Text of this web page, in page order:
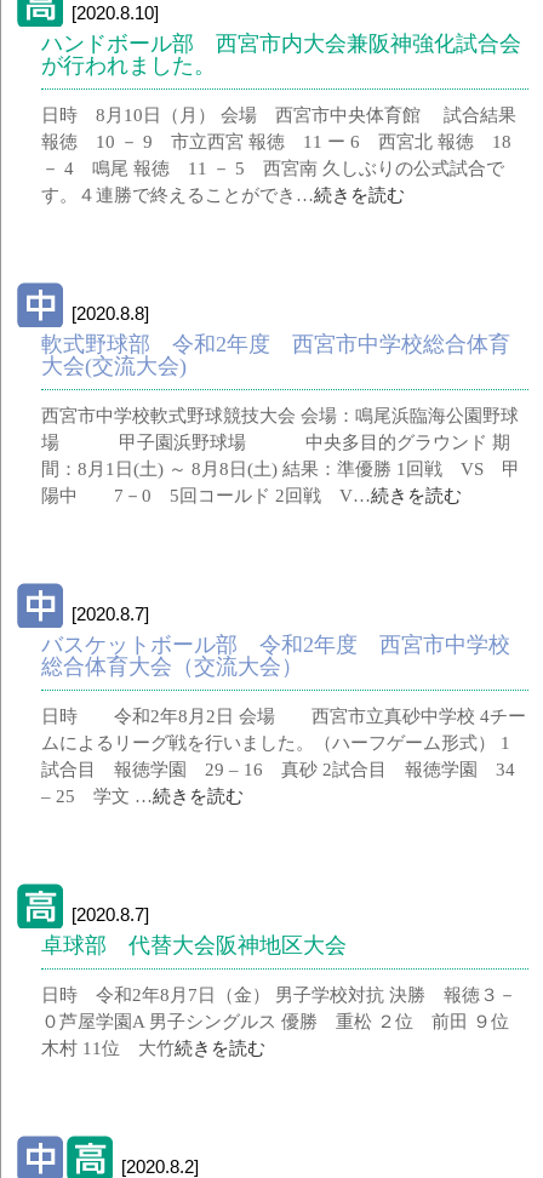
[2020.8.10]
ハンドボール部 西宮市内大会兼阪神強化試合会
が行われました。
日時 8月10日（月） 会場 西宮市中央体育館 試合結果
報徳 10 － 9 市立西宮 報徳 11 ー 6 西宮北 報徳 18
－ 4 鳴尾 報徳 11 － 5 西宮南 久しぶりの公式試合で
す。４連勝で終えることができ…続きを読む
[2020.8.8]
軟式野球部 令和2年度 西宮市中学校総合体育
大会(交流大会)
西宮市中学校軟式野球競技大会 会場：鳴尾浜臨海公園野球
場 甲子園浜野球場 中央多目的グラウンド 期
間：8月1日(土) ～ 8月8日(土) 結果：準優勝 1回戦 VS 甲
陽中 7－0 5回コールド 2回戦 V…続きを読む
[2020.8.7]
バスケットボール部 令和2年度 西宮市中学校
総合体育大会（交流大会）
日時 令和2年8月2日 会場 西宮市立真砂中学校 4チー
ムによるリーグ戦を行いました。（ハーフゲーム形式） 1
試合目 報徳学園 29 – 16 真砂 2試合目 報徳学園 34
– 25 学文 …続きを読む
[2020.8.7]
卓球部 代替大会阪神地区大会
日時 令和2年8月7日（金） 男子学校対抗 決勝 報徳３－
０芦屋学園A 男子シングルス 優勝 重松 ２位 前田 ９位
木村 11位 大竹続きを読む
[2020.8.2]